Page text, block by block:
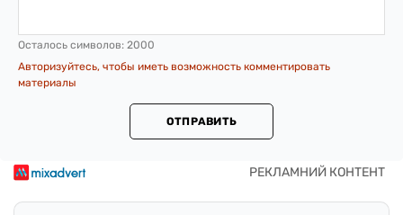
Осталось символов: 2000
Авторизуйтесь, чтобы иметь возможность комментировать
материалы
ОТПРАВИТЬ